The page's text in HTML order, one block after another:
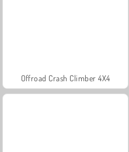
Offroad Crash Climber 4X4